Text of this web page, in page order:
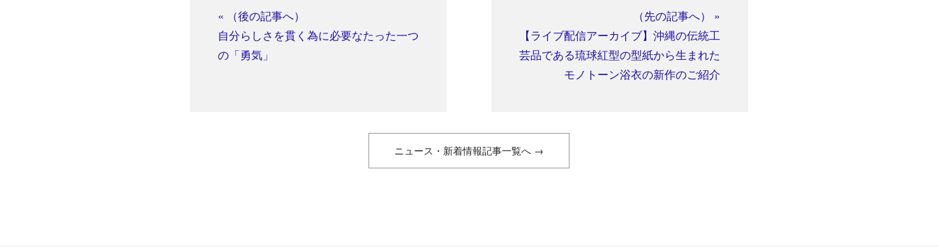
« （後の記事へ）
自分らしさを貫く為に必要なたった一つ
の「勇気」
（先の記事へ） »
【ライブ配信アーカイブ】沖縄の伝統工
芸品である琉球紅型の型紙から生まれた
モノトーン浴衣の新作のご紹介
ニュース・新着情報記事一覧へ →